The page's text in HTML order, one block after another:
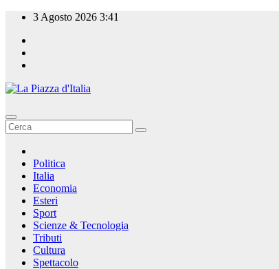
Salta
contenuto
3 Agosto 2026 3:41
Politica
Italia
Economia
Esteri
Sport
Scienze & Tecnologia
Tributi
Cultura
Spettacolo